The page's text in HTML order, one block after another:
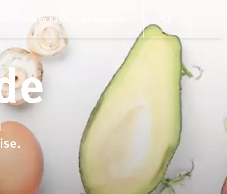
YouTube-Kanal